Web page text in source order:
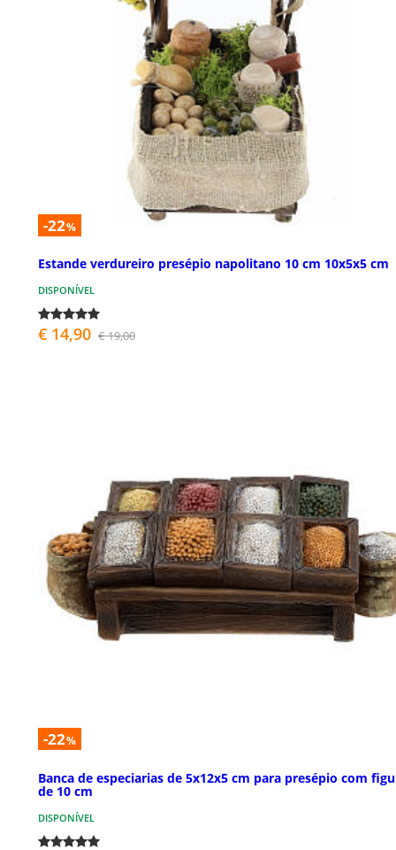
-22%
Estande verdureiro presépio napolitano 10 cm 10x5x5 cm
DISPONÍVEL
€ 14,90 € 19,00
-22%
Banca de especiarias de 5x12x5 cm para presépio com
de 10 cm
DISPONÍVEL